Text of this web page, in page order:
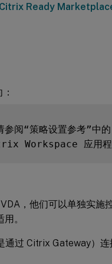
Citrix Ready
阅“策略设置参考”中的
Workspace 应用程
，他们可以单独实施控
。
通过 Citrix Gateway）连